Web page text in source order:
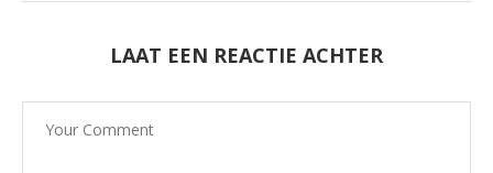
LAAT EEN REACTIE ACHTER